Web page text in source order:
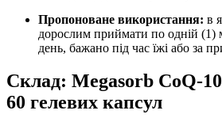
Пропоноване використання: в
дорослим приймати по одній (1)
день, бажано під час їжі або за
Склад: Megasorb CoQ-
60 гелевих капсул